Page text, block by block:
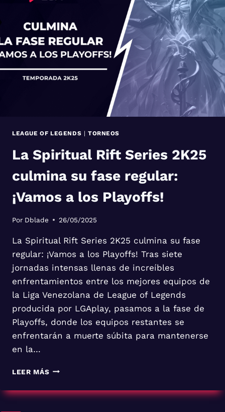
RIFT
SERIES
LEAGUE OF LEGENDS | TORNEOS
La Spiritual Rift Series 2K25
culmina su fase regular:
¡Vamos a los Playoffs!
Por Dblade 26/05/2025
La Spiritual Rift Series 2K25 culmina su fase
regular: ¡Vamos a los Playoffs! Tras siete
jornadas intensas llenas de increíbles
enfrentamientos entre los mejores equipos de
la Liga Venezolana de League of Legends
producida por LGAplay, pasamos a la fase de
Playoffs, donde los equipos restantes se
enfrentarán a muerte súbita para mantenerse
en la…
LEER MÁSLA
RIFT